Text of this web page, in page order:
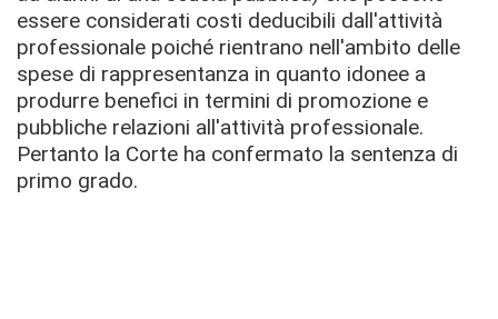
essere considerati costi deducibili dall'attività
professionale poiché rientrano nell'ambito delle
spese di rappresentanza in quanto idonee a
produrre benefici in termini di promozione e
pubbliche relazioni all'attività professionale.
Pertanto la Corte ha confermato la sentenza di
primo grado.